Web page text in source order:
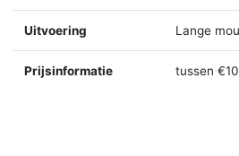
Uitvoering Lange
Prijsinformatie tussen